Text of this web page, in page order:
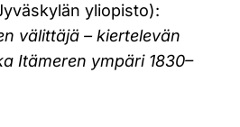
yliopisto):
välittäjä – kiertelevän
Itämeren ympäri 1830–